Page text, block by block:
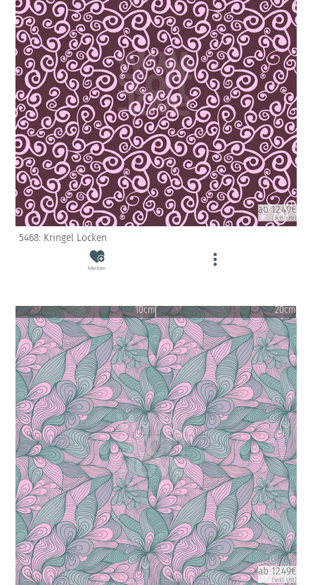
ab 12.49€
(inkl. USt)
5468: Kringel Locken
Merken
10cm 20cm
ab 12.49€
(inkl. USt)